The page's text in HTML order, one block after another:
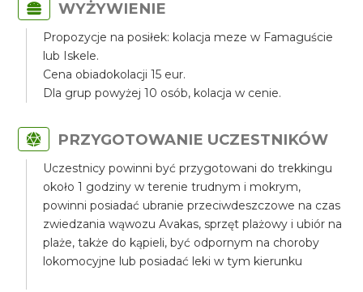
WYŻYWIENIE
Propozycje na posiłek: kolacja meze w Famaguście
lub Iskele.
Cena obiadokolacji 15 eur.
Dla grup powyżej 10 osób, kolacja w cenie.
PRZYGOTOWANIE UCZESTNIKÓW
Uczestnicy powinni być przygotowani do trekkingu
około 1 godziny w terenie trudnym i mokrym,
powinni posiadać ubranie przeciwdeszczowe na czas
zwiedzania wąwozu Avakas, sprzęt plażowy i ubiór na
plaże, także do kąpieli, być odpornym na choroby
lokomocyjne lub posiadać leki w tym kierunku